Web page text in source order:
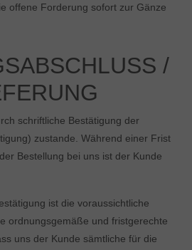
offene Forderung sofort zur Gänze
/
schriftliche Bestätigung der
zustande. Während einer Frist
Bestellung bei uns ist der Kunde
ist die voraussichtliche
ordnungsgemäße und fristgerechte
uns der Kunde sämtliche für die